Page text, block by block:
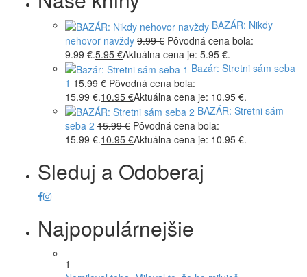
BAZÁR: Nikdy
nehovor navždy 9.99€ Pôvodná cena bola:
9.99 €.5.95 €Aktuálna cena je: 5.95 €.
Bazár: Stretni sám seba
1 15.99€ Pôvodná cena bola:
15.99 €.10.95 €Aktuálna cena je: 10.95 €.
BAZÁR: Stretni sám
seba 2 15.99€ Pôvodná cena bola:
15.99 €.10.95 €Aktuálna cena je: 10.95 €.
Sleduj a Odoberaj
Najpopulárnejšie
1